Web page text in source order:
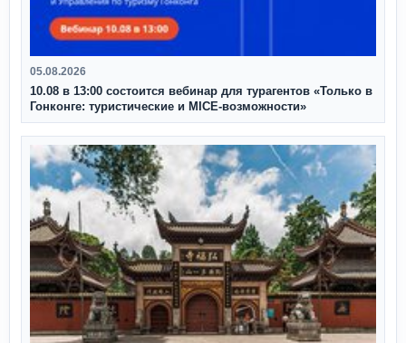
05.08.2026
10.08 в 13:00 состоится вебинар для турагентов «Только в
Гонконге: туристические и MICE-возможности»